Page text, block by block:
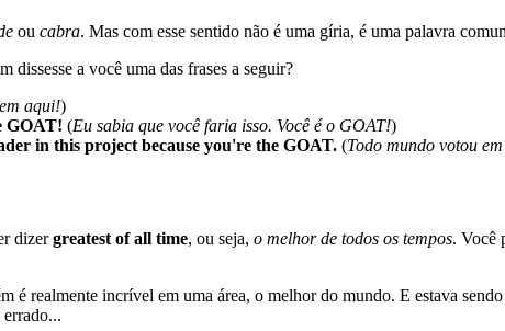
ou cabra. Mas com esse sentido não é uma gíria, é uma palavra
dissesse a você uma das frases a seguir?
aqui!)
GOAT! (Eu sabia que você faria isso. Você é o GOAT!)
in this project because you're the GOAT. (Todo mundo votou
dizergreatest of all time, ou seja, o melhor de todos os tempos. Você
é realmente incrível em uma área, o melhor do mundo. E estava